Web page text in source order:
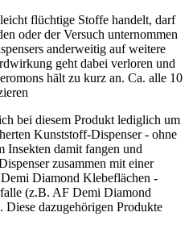
flüchtige Stoffe handelt, darf
oder der Versuch unternommen
anderweitig auf weitere
geht dabei verloren und
hält zu kurz an. Ca. alle 10
bei diesem Produkt lediglich um
Kunststoff-Dispenser - ohne
Insekten damit fangen und
zusammen mit einer
Diamond Klebeflächen -
(z.B. AF Demi Diamond
dazugehörigen Produkte